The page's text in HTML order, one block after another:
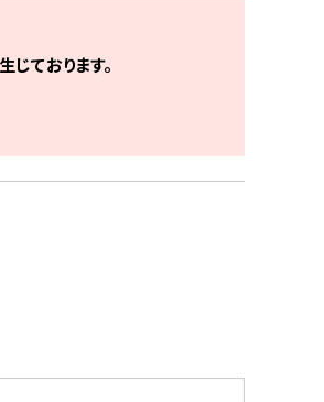
ております。